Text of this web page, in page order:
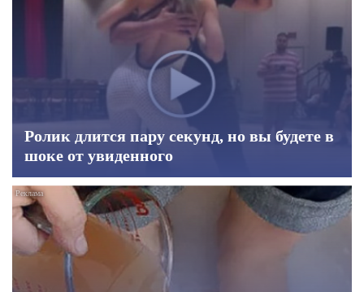
Ролик длится пару секунд, но вы будете в
шоке от увиденного